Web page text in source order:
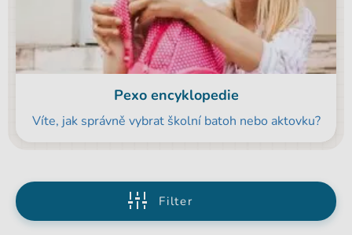
Pexo encyklopedie
Víte, jak správně vybrat školní batoh nebo aktovku?
Filter